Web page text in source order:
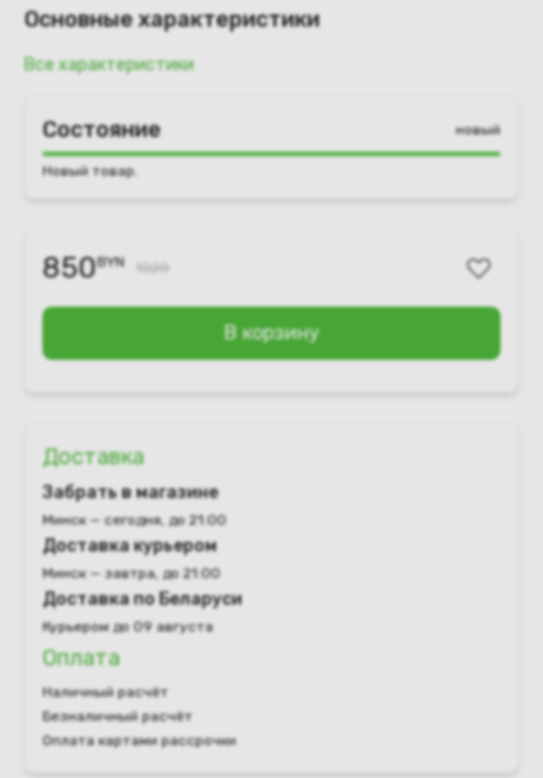
Основные характеристики
Все характеристики
Состояние новый
Новый товар.
850BYN 1020
В корзину
Доставка
Забрать в магазине
Минск — сегодня, до 21:00
Доставка курьером
Минск — завтра, до 21:00
Доставка по Беларуси
Курьером до 09 августа
Оплата
Наличный расчёт
Безналичный расчёт
Оплата картами рассрочки